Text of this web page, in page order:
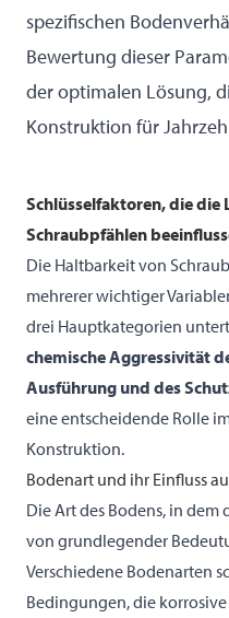
spezifischen
Bewertung dieser
der optimalen Lösung,
Konstruktion für
Schlüsselfaktoren, die die
Schraubpfählen
Die Haltbarkeit von
mehrerer wichtiger
drei Hauptkategorien
chemische Aggressivität
Ausführung und des
eine entscheidende Rolle
Konstruktion.
Bodenart und ihr Einfluss
Die Art des Bodens, in
von grundlegender
Verschiedene Bodenarten
Bedingungen, die